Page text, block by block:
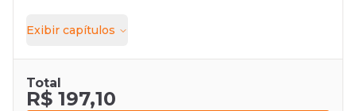
Exibir capítulos
Total
R$ 197,10